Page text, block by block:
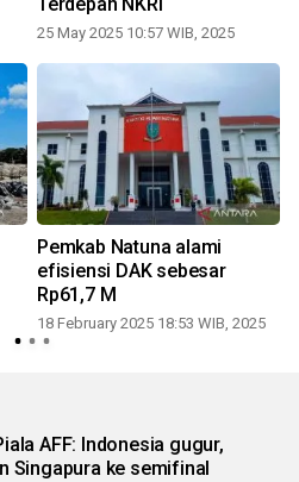
25 May 2025 10:57 WIB, 2025
Pemkab Natuna alami
efisiensi DAK sebesar
Rp61,7 M
18 February 2025 18:53 WIB, 2025
AFF: Indonesia gugur,
Singapura ke semifinal